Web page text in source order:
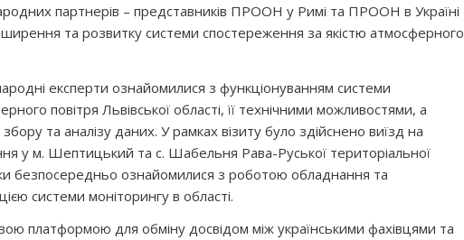
партнерів – представників ПРООН у Римі та ПРООН в Україні
та розвитку системи спостереження за якістю атмосферного
експерти ознайомилися з функціонуванням системи
повітря Львівської області, її технічними можливостями, а
та аналізу даних. У рамках візиту було здійснено виїзд на
у м. Шептицький та с. Шабельня Рава-Руської територіальної
безпосередньо ознайомилися з роботою обладнання та
системи моніторингу в області.
платформою для обміну досвідом між українськими фахівцями та